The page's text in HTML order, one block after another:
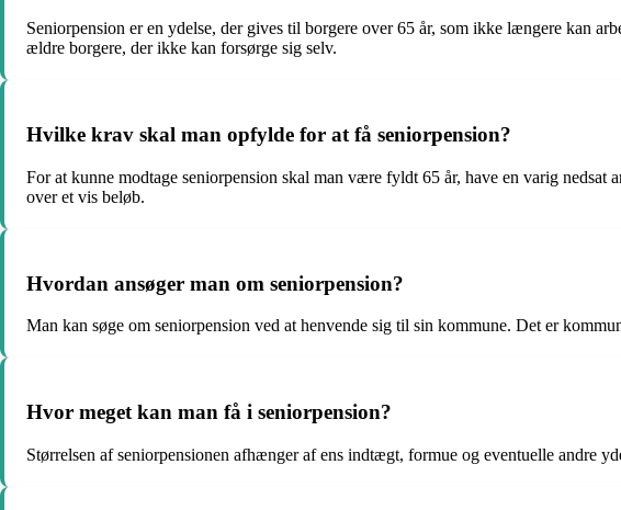
Seniorpension er en ydelse, der gives til borgere over 65 år, som ikke længere kan
ældre borgere, der ikke kan forsørge sig selv.
Hvilke krav skal man opfylde for at få seniorpension?
For at kunne modtage seniorpension skal man være fyldt 65 år, have en varig
over et vis beløb.
Hvordan ansøger man om seniorpension?
Man kan søge om seniorpension ved at henvende sig til sin kommune. Det er
Hvor meget kan man få i seniorpension?
Størrelsen af seniorpensionen afhænger af ens indtægt, formue og eventuelle andre